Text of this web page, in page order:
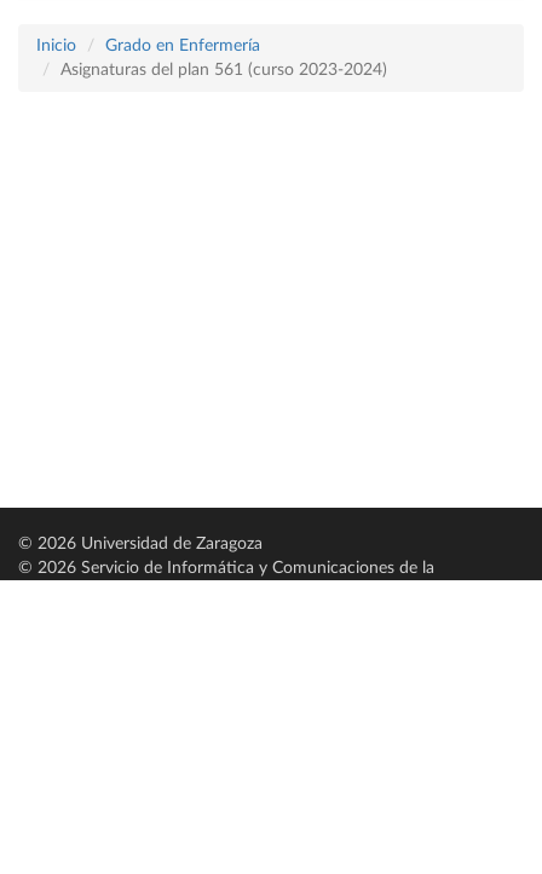
Inicio
Grado en Enfermería
Asignaturas del plan 561 (curso 2023-2024)
© 2026 Universidad de Zaragoza
© 2026 Servicio de Informática y Comunicaciones de la